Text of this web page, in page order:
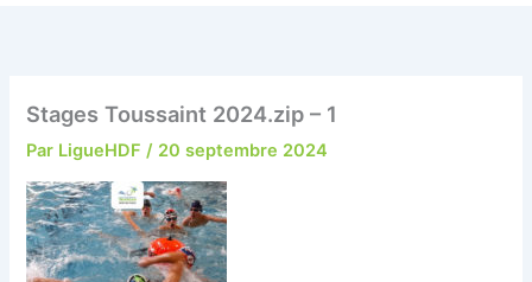
Stages Toussaint 2024.zip – 1
Par LigueHDF/ 20 septembre 2024